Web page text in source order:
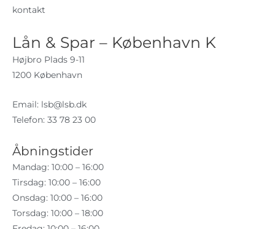
kontakt
Lån & Spar – København K
Højbro Plads 9-11
1200 København
Email: lsb@lsb.dk
Telefon: 33 78 23 00
Åbningstider
Mandag: 10:00 – 16:00
Tirsdag: 10:00 – 16:00
Onsdag: 10:00 – 16:00
Torsdag: 10:00 – 18:00